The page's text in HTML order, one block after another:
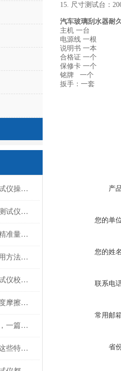
人工血管整体水渗漏性测试仪操作中最容易出错的步骤
人工血管反复穿刺后强度测试仪是什么？透析患者的“生命管“质量靠它把关！
注射针针尖刺穿力测试仪精准量化针尖锋利度，构筑临床安全防线
导尿管耐弯曲性测试仪使用方法与操作规范
人工血管探头破裂强度测试仪校准规范：精准赋能医疗安全的技术基准
教你怎样正确的操作色牢度摩擦测试机
细菌过滤测试仪基础知识，一篇搞定
织物感应式静电测检仪的这些特点很少有人都知道
15. 尺寸测试台：
汽车玻璃刮水器耐
主机 一台
电源线 一根
说明书 一本
合格证 一个
保修卡 一个
铭牌 一个
扳手：一套
产
您的单
您的姓
联系电
常用邮
省